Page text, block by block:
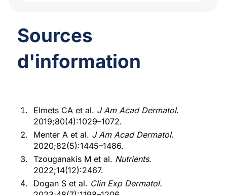
Sources
d'information
Elmets CA et al. J Am Acad Dermatol.
2019;80(4):1029–1072.
Menter A et al. J Am Acad Dermatol.
2020;82(5):1445–1486.
Tzouganakis M et al. Nutrients.
2022;14(12):2467.
Dogan S et al. Clin Exp Dermatol.